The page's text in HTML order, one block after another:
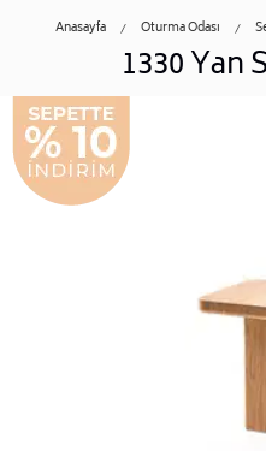
Anasayfa Oturma Odası
1330 Yan